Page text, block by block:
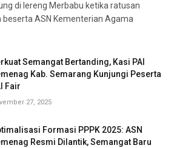
di lereng Merbabu ketika ratusan
ASN Kementerian Agama
Semangat Bertanding, Kasi PAI
Kab. Semarang Kunjungi Peserta
Fair
27, 2025
Formasi PPPK 2025: ASN
Resmi Dilantik, Semangat Baru